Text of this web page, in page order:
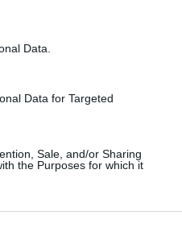
Data.
Data for Targeted
Sale, and/or Sharing
the Purposes for which it